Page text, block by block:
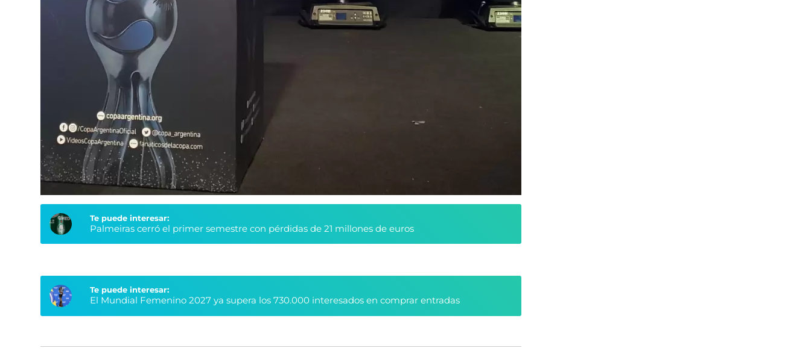
Te puede interesar:
Palmeiras cerró el primer semestre con pérdidas de 21 millones de euros
Te puede interesar:
El Mundial Femenino 2027 ya supera los 730.000 interesados en comprar entradas